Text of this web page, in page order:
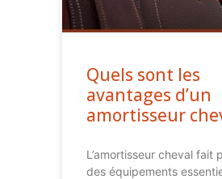
Quels sont les
avantages d’un
amortisseur
L’amortisseur cheval fait
des équipements